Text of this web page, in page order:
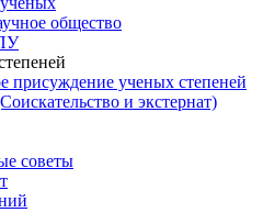
общество
присуждение ученых степеней
и экстернат)
советы